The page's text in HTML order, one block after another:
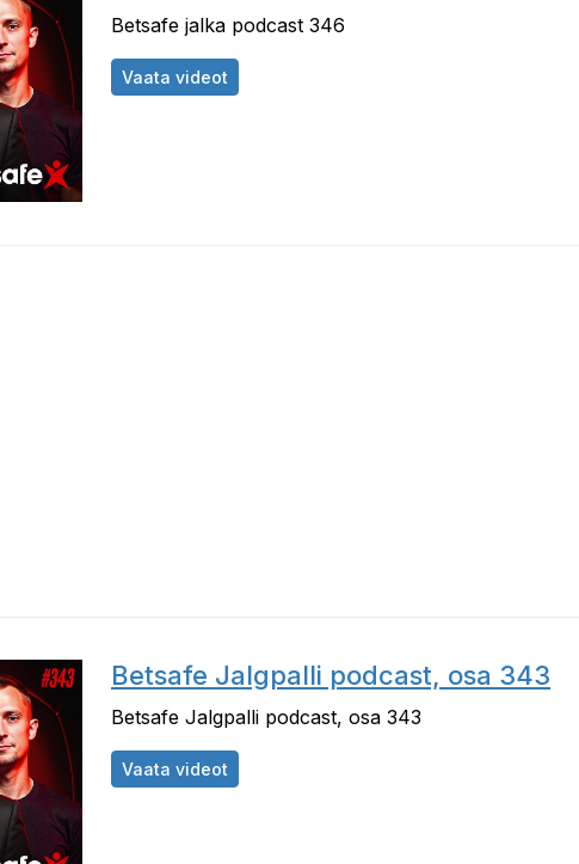
Betsafe jalka podcast 346
Vaata videot
Betsafe Jalgpalli podcast, osa 343
Betsafe Jalgpalli podcast, osa 343
Vaata videot